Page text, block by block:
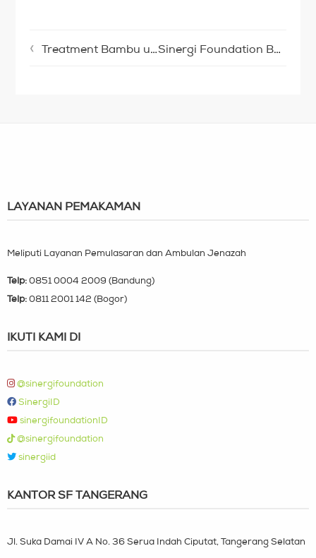
Treatment Bambu untuk Masjid Ramah Gempa di Lombok Sinergi Foundation Bangun Pipanisasi untuk Masjid di Lombok
LAYANAN PEMAKAMAN
Meliputi Layanan Pemulasaran dan Ambulan Jenazah
Telp: 0851 0004 2009 (Bandung)
Telp: 0811 2001 142 (Bogor)
IKUTI KAMI DI
@sinergifoundation
SinergiID
sinergifoundationID
@sinergifoundation
sinergiid
KANTOR SF TANGERANG
Jl. Suka Damai IV A No. 36 Serua Indah Ciputat, Tangerang Selatan